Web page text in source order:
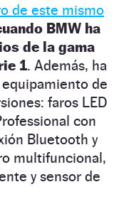
de este mismo
BMW ha
de la gama
1. Además, ha
de
faros LED
con
Bluetooth y
multifuncional,
y sensor de